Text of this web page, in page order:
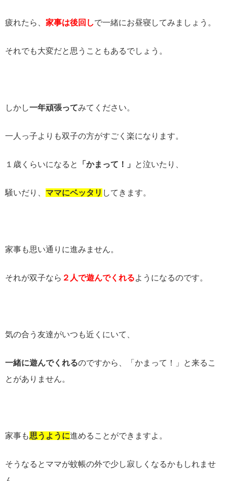
疲れたら、 家事は後回しで一緒にお昼寝してみましょう。
それでも大変だと思うこともあるでしょう。
しかし一年頑張ってみてください。
一人っ子よりも双子の方がすごく楽になります。
１歳くらいになると 「かまって！」 と泣いたり、
騒いだり、 ママにベッタリ してきます。
家事も思い通りに進みません。
それが双子なら ２人で遊んでくれるようになるのです。
気の合う友達がいつも近くにいて、
一緒に遊んでくれるのですから、「かまって！」と来るこ
とがありません。
家事も思うように進めることができますよ。
そうなるとママが蚊帳の外で少し寂しくなるかもしれませ